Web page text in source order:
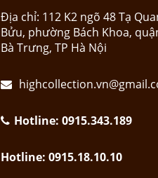
Địa chỉ: 112 K2 ngõ 48 Tạ
Bửu, phường Bách Khoa,
Bà Trưng, TP Hà Nội
Hotline: 0915.343.189
Hotline: 0915.18.10.10